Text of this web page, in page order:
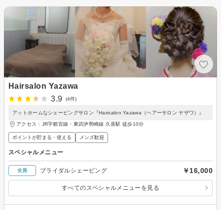
Hairsalon Yazawa
3.9
(4件)
アットホームなシェービングサロン『Hairsalon Yazawa（ヘアーサロン ヤザワ）』
アクセス：JR宇都宮線・東武伊勢崎線 久喜駅 徒歩10分
ポイントが貯まる・使える メンズ歓迎
スペシャルメニュー
全員 ブライダルシェービング ￥16,000
すべてのスペシャルメニューを見る